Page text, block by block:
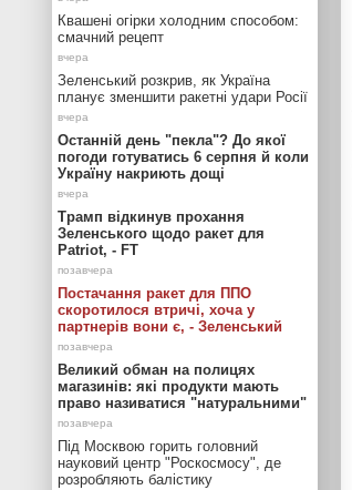
Квашені огірки холодним способом:
смачний рецепт
Зеленський розкрив, як Україна
планує зменшити ракетні удари Росії
Останній день "пекла"? До якої
погоди готуватись 6 серпня й коли
Україну накриють дощі
Трамп відкинув прохання
Зеленського щодо ракет для
Patriot, - FT
Постачання ракет для ППО
скоротилося втричі, хоча у
партнерів вони є, - Зеленський
Великий обман на полицях
магазинів: які продукти мають
право називатися "натуральними"
Під Москвою горить головний
науковий центр "Роскосмосу", де
розробляють балістику